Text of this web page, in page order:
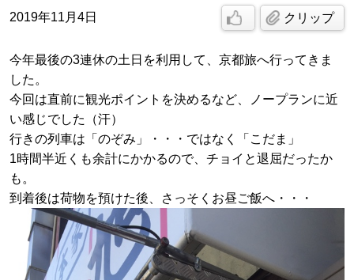
2019年11月4日 クリップ
今年最後の3連休の土日を利用して、京都旅へ行ってきま
した。
今回は直前に観光ポイントを決めるなど、ノープランに近
い感じでした（汗）
行きの列車は「のぞみ」・・・ではなく「こだま」
1時間半近くも余計にかかるので、チョイと退屈だったか
も。
到着後は荷物を預けた後、さっそくお昼ご飯へ・・・